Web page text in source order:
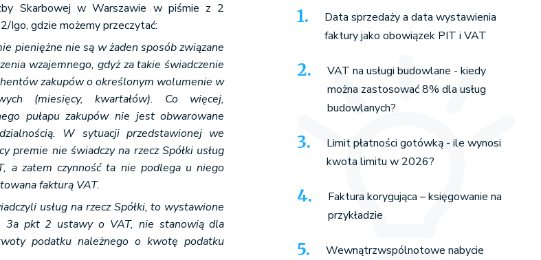
Skarbowej w Warszawie w piśmie z 2
gdzie możemy przeczytać:
pieniężne nie są w żaden sposób związane
wzajemnego, gdyż za takie świadczenie
zakupów o określonym wolumenie w
(miesięcy, kwartałów). Co więcej,
pułapu zakupów nie jest obwarowane
W sytuacji przedstawionej we
premie nie świadczy na rzecz Spółki usług
zatem czynność ta nie podlega u niego
fakturą VAT.
usług na rzecz Spółki, to wystawione
pkt 2 ustawy o VAT, nie stanowią dla
podatku należnego o kwotę podatku
Data sprzedaży a data wystawienia
faktury jako obowiązek PIT i VAT
VAT na usługi budowlane - kiedy
można zastosować 8% dla usług
budowlanych?
Limit płatności gotówką - ile wynosi
kwota limitu w 2026?
Faktura korygująca – księgowanie na
przykładzie
Wewnątrzwspólnotowe nabycie